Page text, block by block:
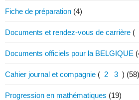
Fiche de préparation (4)
Documents et rendez-vous de carrière (
Documents officiels pour la BELGIQUE
Cahier journal et compagnie ( 2 3 ) (58)
Progression en mathématiques (19)